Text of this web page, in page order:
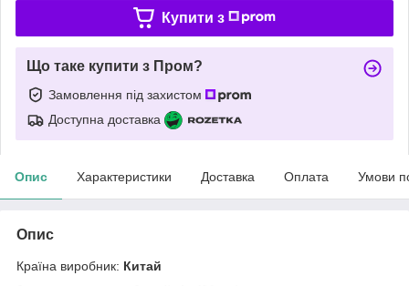
Купити з
Що таке купити з Пром?
Замовлення під захистом
Доступна доставка
Опис Характеристики Доставка Оплата Умови
Опис
Країна виробник: Китай